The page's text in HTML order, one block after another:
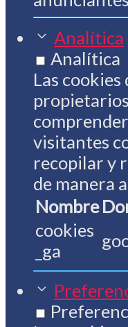
Analítica
Analítica
Las cookies
visitantes
recopilar y
de manera
Nombre
cookies
_ga